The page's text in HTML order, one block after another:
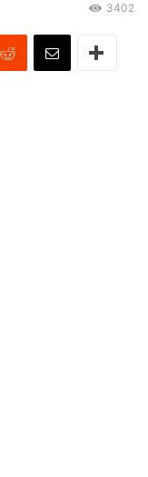
3402